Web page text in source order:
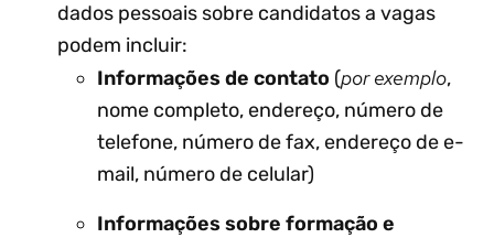
dados pessoais sobre candidatos a vagas
podem incluir:
Informações de contato (por exemplo,
nome completo, endereço, número de
telefone, número de fax, endereço de e-
mail, número de celular)
Informações sobre formação e